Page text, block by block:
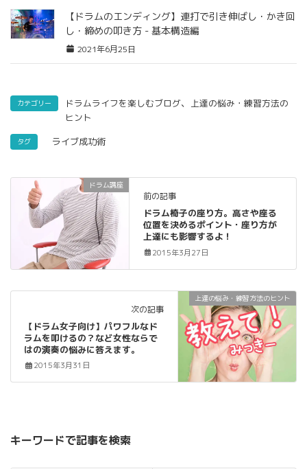
【ドラムのエンディング】連打で引き伸ばし・かき回
し・締めの叩き方 - 基本構造編
2021年6月25日
カテゴリー ドラムライフを楽しむブログ、
上達の悩み・練習方法の
ヒント
タグ ライブ成功術
ドラム講座
前の記事
ドラム椅子の座り方。高さや座る
位置を決めるポイント・座り方が
上達にも影響するよ！
2015年3月27日
上達の悩み・練習方法のヒント
次の記事
【ドラム女子向け】パワフルなド
ラムを叩けるの？など女性ならで
はの演奏の悩みに答えます。
2015年3月31日
キーワードで記事を検索